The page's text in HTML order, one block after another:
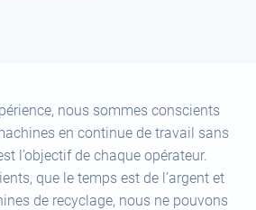
nous sommes conscients
en continue de travail sans
l’objectif de chaque opérateur.
que le temps est de l’argent et
de recyclage, nous ne pouvons